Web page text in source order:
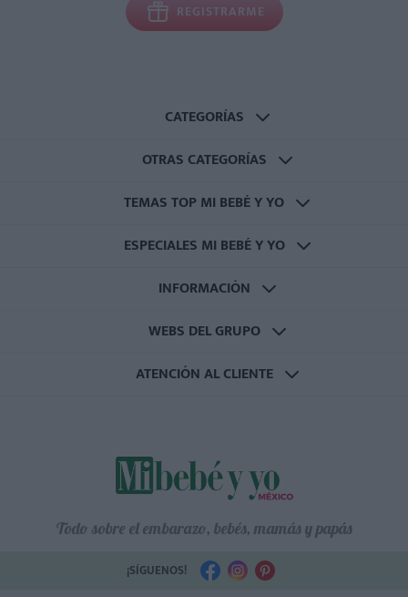
REGISTRARME
CATEGORÍAS
OTRAS CATEGORÍAS
TEMAS TOP MI BEBÉ Y YO
ESPECIALES MI BEBÉ Y YO
INFORMACIÓN
WEBS DEL GRUPO
ATENCIÓN AL CLIENTE
Todo sobre el embarazo, bebés, mamás y papás
¡SÍGUENOS!